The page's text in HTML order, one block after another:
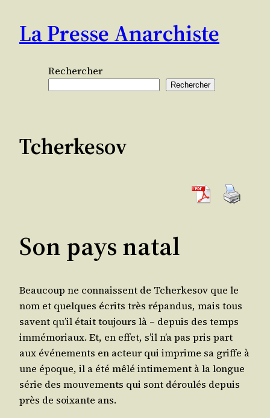
contenu
La Presse Anarchiste
Rechercher
Rechercher
Tcherkesov
Son pays natal
Beau­coup ne connaissent de Tcher­ke­sov que le
nom et quelques écrits très répan­dus, mais tous
savent qu’il était tou­jours là – depuis des temps
immé­mo­riaux. Et, en effet, s’il n’a pas pris part
aux évé­ne­ments en acteur qui imprime sa griffe à
une époque, il a été mêlé inti­me­ment à la longue
série des mou­ve­ments qui sont dérou­lés depuis
près de soixante ans.